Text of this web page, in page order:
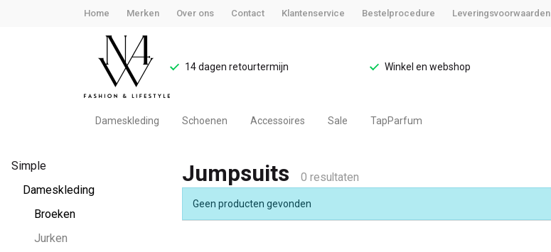
Home Merken Over ons Contact Klantenservice Bestelprocedure Leveringsvoorwaarden
14 dagen retourtermijn Winkel en webshop
Dameskleding Schoenen Accessoires Sale TapParfum
Jumpsuits
Noteboom
Simple
Dameskleding
Broeken
Jurken
Jumpsuits 0 resultaten
Geen producten gevonden